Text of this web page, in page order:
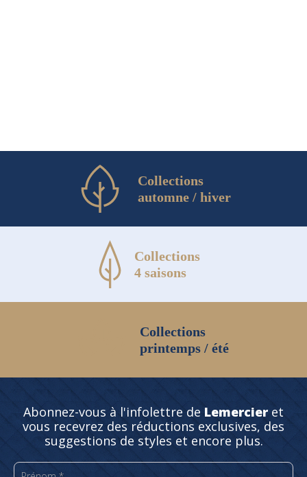
Collections
automne / hiver
Collections
4 saisons
Collections
printemps / été
Abonnez-vous à l'infolettre de Lemercier et
vous recevrez des réductions exclusives, des
suggestions de styles et encore plus.